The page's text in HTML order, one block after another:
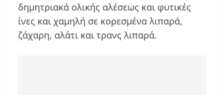
δημητριακά ολικής αλέσεως και φυτικές
ίνες και χαμηλή σε κορεσμένα λιπαρά,
ζάχαρη, αλάτι και τρανς λιπαρά.